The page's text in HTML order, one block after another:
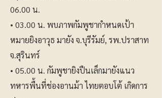
06.00 น.
• 03.00 น. พบภาพกัมพูชากำหนดเป้า
หมายยิงอาวุธ มายัง จ.บุรีรัมย์, รพ.ปราสาท
จ.สุรินทร์
• 05.00 น. กัมพูชายิงปืนเล็กมายังแนว
ทหารพื้นที่ช่องอานม้า ไทยตอบโต้ เกิดการ